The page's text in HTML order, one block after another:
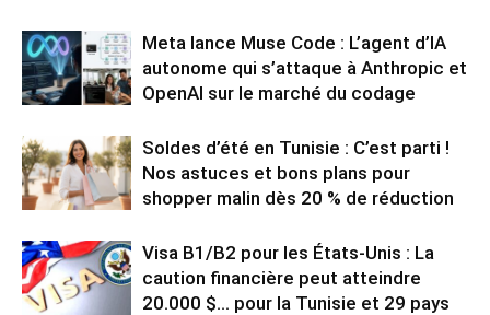
Meta lance Muse Code : L’agent d’IA
autonome qui s’attaque à Anthropic et
OpenAI sur le marché du codage
Soldes d’été en Tunisie : C’est parti !
Nos astuces et bons plans pour
shopper malin dès 20 % de réduction
Visa B1/B2 pour les États-Unis : La
caution financière peut atteindre
20.000 $… pour la Tunisie et 29 pays